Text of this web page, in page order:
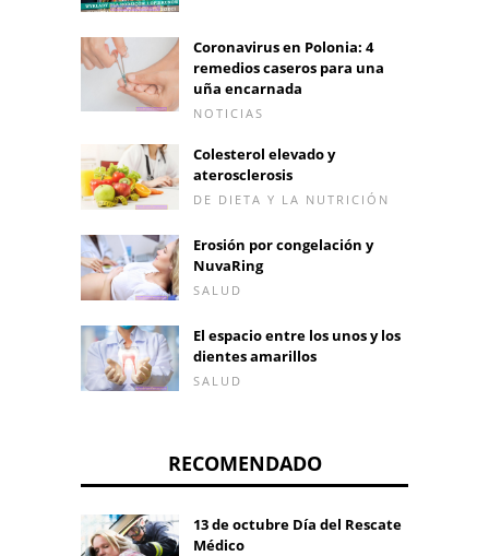
Coronavirus en Polonia: 4
remedios caseros para una
uña encarnada
NOTICIAS
Colesterol elevado y
aterosclerosis
DE DIETA Y LA NUTRICIÓN
Erosión por congelación y
NuvaRing
SALUD
El espacio entre los unos y los
dientes amarillos
SALUD
RECOMENDADO
13 de octubre Día del Rescate
Médico